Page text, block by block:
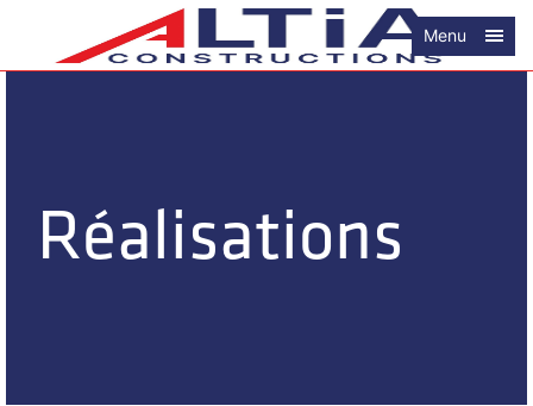
Menu
Réalisations